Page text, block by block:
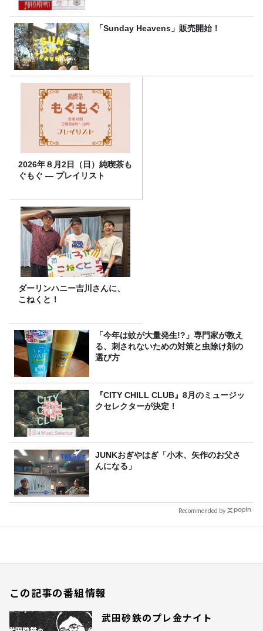
「Sunday Heavens」販売開始！
2026年８月2日（日）純喫茶も
ぐもぐ ― プレイリスト
ダーリンハニー吉川さんに、
こねくと！
「今年は蚊が大量発生!?」専門家が教え
る、刺されないための対策と虫除け剤の
選び方
『CITY CHILL CLUB』8月のミュージッ
クセレクターが決定！
JUNKおぎやはぎ「小木、矢作のお父さ
んになる」
Recommended by
この記事の番組情報
武田砂鉄のプレ金ナイト